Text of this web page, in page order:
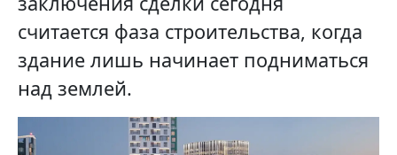
считается фаза строительства, когда
здание лишь начинает подниматься
над землей.